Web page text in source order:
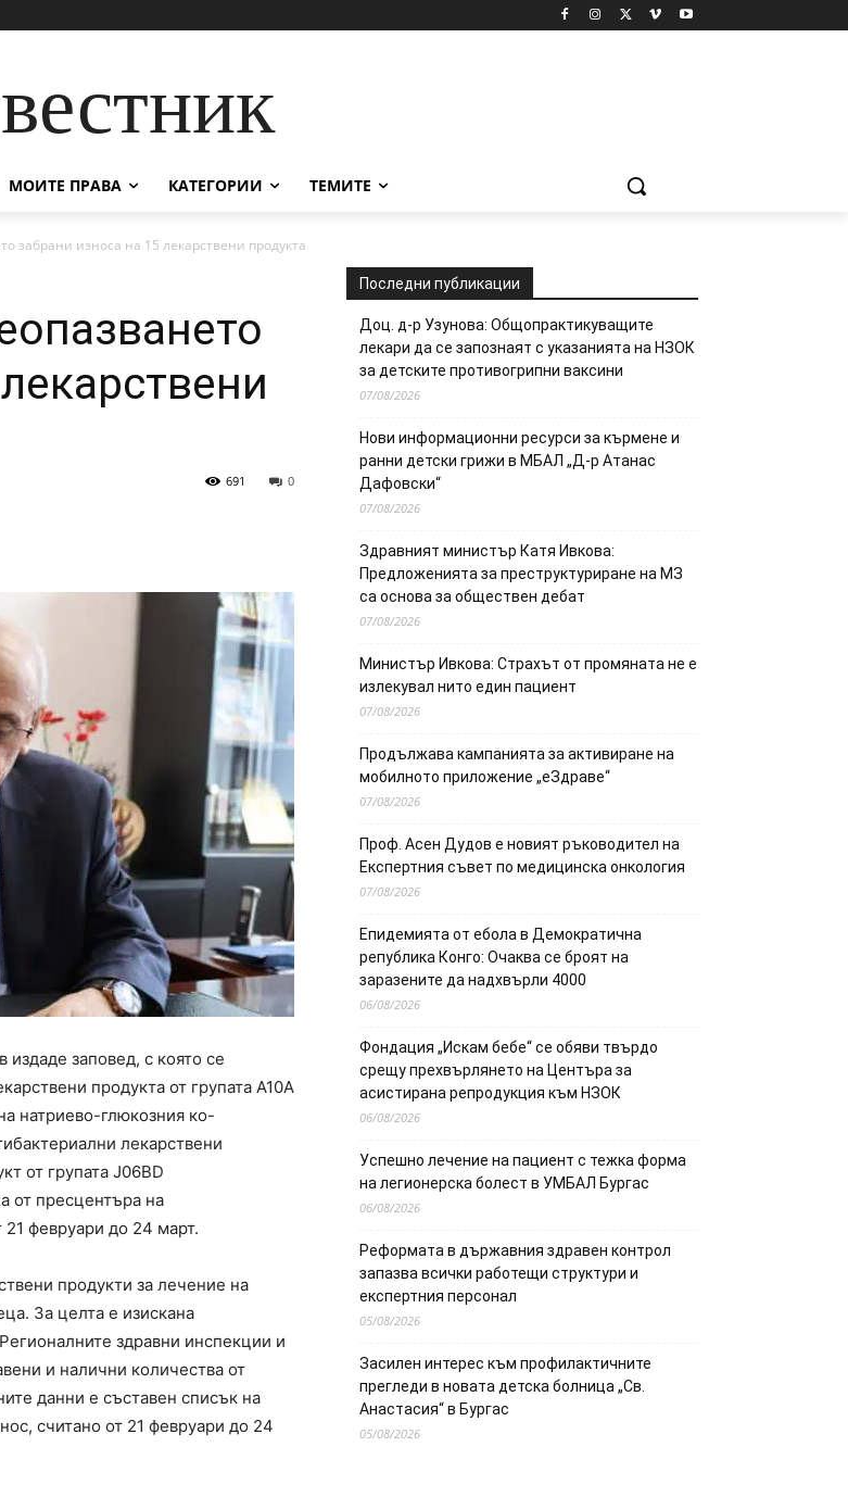
МОИТЕ ПРАВА КАТЕГОРИИ ТЕМИТЕ
забрани износа на 15 лекарствени продукта
0
691
заповед, с която се
продукта от групата А10А
натриево-глюкозния ко-
лекарствени
от групата J06BD
от пресцентъра на
февруари до 24 март.
продукти за лечение на
За целта е изискана
здравни инспекции и
и налични количества от
данни е съставен списък на
считано от 21 февруари до 24
Последни публикации
Доц. д-р Узунова: Общопрактикуващите
лекари да се запознаят с указанията на НЗОК
за детските противогрипни ваксини
07/08/2026
Нови информационни ресурси за кърмене и
ранни детски грижи в МБАЛ „Д-р Атанас
Дафовски“
07/08/2026
Здравният министър Катя Ивкова:
Предложенията за преструктуриране на МЗ
са основа за обществен дебат
07/08/2026
Министър Ивкова: Страхът от промяната не е
излекувал нито един пациент
07/08/2026
Продължава кампанията за активиране на
мобилното приложение „еЗдраве“
07/08/2026
Проф. Асен Дудов е новият ръководител на
Експертния съвет по медицинска онкология
07/08/2026
Епидемията от ебола в Демократична
република Конго: Очаква се броят на
заразените да надхвърли 4000
06/08/2026
Фондация „Искам бебе“ се обяви твърдо
срещу прехвърлянето на Центъра за
асистирана репродукция към НЗОК
06/08/2026
Успешно лечение на пациент с тежка форма
на легионерска болест в УМБАЛ Бургас
06/08/2026
Реформата в държавния здравен контрол
запазва всички работещи структури и
експертния персонал
05/08/2026
Засилен интерес към профилактичните
прегледи в новата детска болница „Св.
Анастасия“ в Бургас
05/08/2026